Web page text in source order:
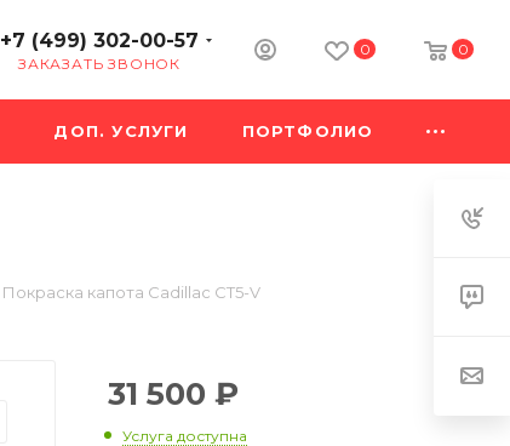
+7 (499) 302-00-57
ЗАКАЗАТЬ ЗВОНОК
0 0
ДОП. УСЛУГИ ПОРТФОЛИО
Покраска капота Cadillac CT5-V
31 500 ₽
Услуга доступна